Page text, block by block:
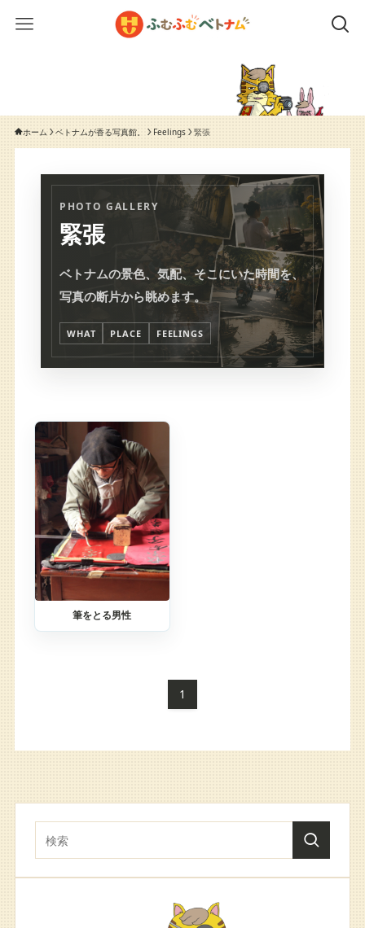
ホーム ベトナムが香る写真館。 Feelings 緊張
PHOTO GALLERY
緊張
ベトナムの景色、気配、そこにいた時間を、
写真の断片から眺めます。
WHAT PLACE FEELINGS
筆をとる男性
1